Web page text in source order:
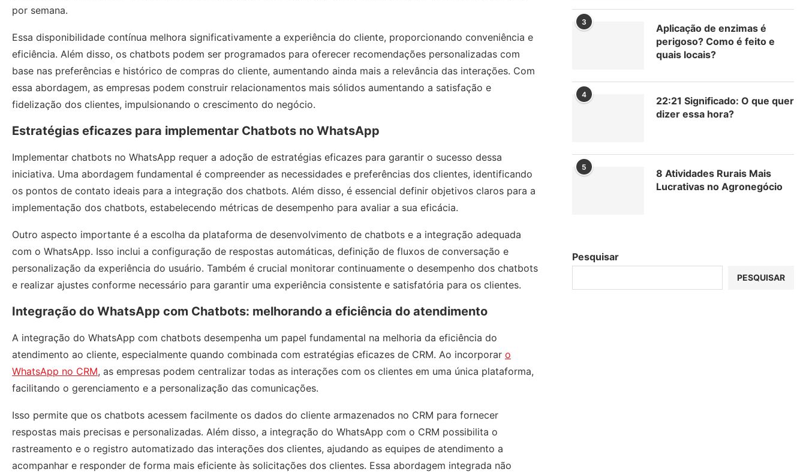
por semana.
Essa disponibilidade contínua melhora significativamente a experiência do cliente, proporcionando conveniência e
eficiência. Além disso, os chatbots podem ser programados para oferecer recomendações personalizadas com
base nas preferências e histórico de compras do cliente, aumentando ainda mais a relevância das interações. Com
essa abordagem, as empresas podem construir relacionamentos mais sólidos aumentando a satisfação e
fidelização dos clientes, impulsionando o crescimento do negócio.
Estratégias eficazes para implementar Chatbots no WhatsApp
Implementar chatbots no WhatsApp requer a adoção de estratégias eficazes para garantir o sucesso dessa
iniciativa. Uma abordagem fundamental é compreender as necessidades e preferências dos clientes, identificando
os pontos de contato ideais para a integração dos chatbots. Além disso, é essencial definir objetivos claros para a
implementação dos chatbots, estabelecendo métricas de desempenho para avaliar a sua eficácia.
Outro aspecto importante é a escolha da plataforma de desenvolvimento de chatbots e a integração adequada
com o WhatsApp. Isso inclui a configuração de respostas automáticas, definição de fluxos de conversação e
personalização da experiência do usuário. Também é crucial monitorar continuamente o desempenho dos chatbots
e realizar ajustes conforme necessário para garantir uma experiência consistente e satisfatória para os clientes.
Integração do WhatsApp com Chatbots: melhorando a eficiência do atendimento
A integração do WhatsApp com chatbots desempenha um papel fundamental na melhoria da eficiência do
atendimento ao cliente, especialmente quando combinada com estratégias eficazes de CRM. Ao incorporar o
WhatsApp no CRM, as empresas podem centralizar todas as interações com os clientes em uma única plataforma,
facilitando o gerenciamento e a personalização das comunicações.
Isso permite que os chatbots acessem facilmente os dados do cliente armazenados no CRM para fornecer
respostas mais precisas e personalizadas. Além disso, a integração do WhatsApp com o CRM possibilita o
rastreamento e o registro automatizado das interações dos clientes, ajudando as equipes de atendimento a
acompanhar e responder de forma mais eficiente às solicitações dos clientes. Essa abordagem integrada não
3
Aplicação de enzimas é
perigoso? Como é feito e
quais locais?
4
22:21 Significado: O que quer
dizer essa hora?
5
8 Atividades Rurais Mais
Lucrativas no Agronegócio
Pesquisar
PESQUISAR